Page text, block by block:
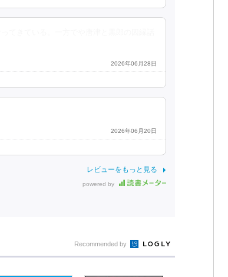
2026年06月28日
2026年06月20日
レビューをもっと見る
powered by
Recommended by